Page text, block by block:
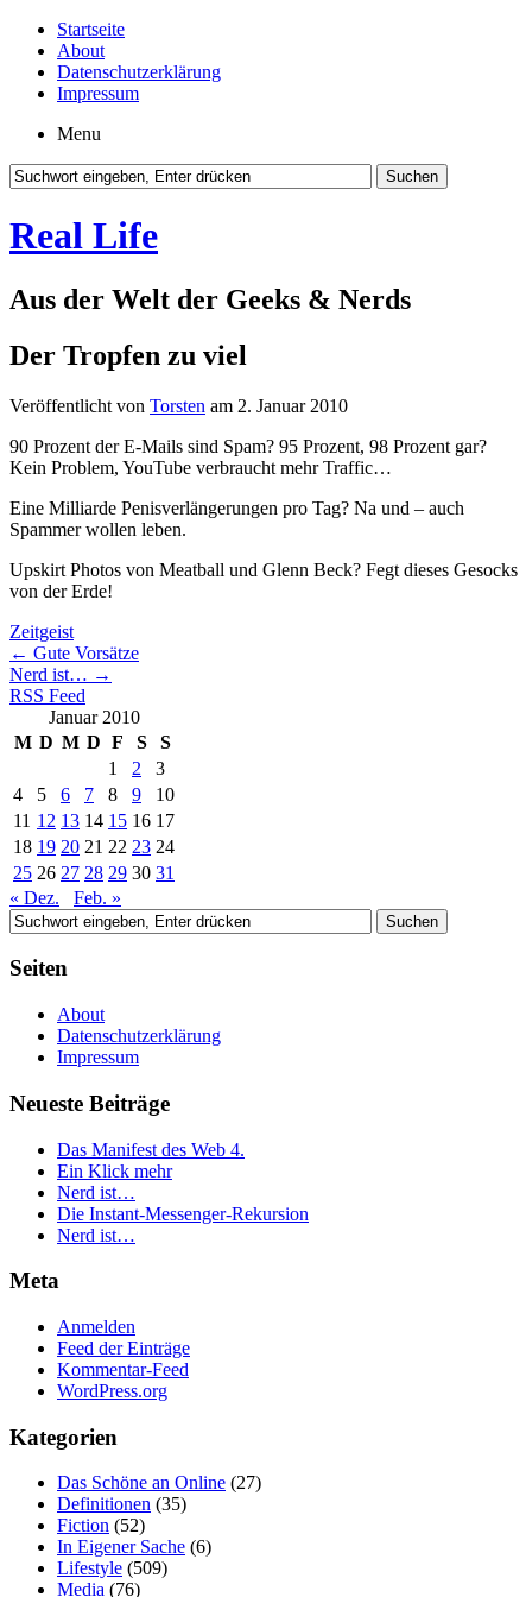
Startseite
About
Datenschutzerklärung
Impressum
Menu
Real Life
Aus der Welt der Geeks & Nerds
Der Tropfen zu viel
Veröffentlicht von Torsten am 2. Januar 2010
90 Prozent der E-Mails sind Spam? 95 Prozent, 98 Prozent gar?
Kein Problem, YouTube verbraucht mehr Traffic…
Eine Milliarde Penisverlängerungen pro Tag? Na und – auch
Spammer wollen leben.
Upskirt Photos von Meatball und Glenn Beck? Fegt dieses Gesocks
von der Erde!
Zeitgeist
← Gute Vorsätze
Nerd ist… →
RSS Feed
Januar 2010
M D M D F S
S
1
2
3
4
5 6 7 8 9
10
11 12 13 14 15 16 17
18 19 20 21 22 23 24
25 26 27 28 29 30 31
« Dez.
Feb. »
Seiten
About
Datenschutzerklärung
Impressum
Neueste Beiträge
Das Manifest des Web 4.
Ein Klick mehr
Nerd ist…
Die Instant-Messenger-Rekursion
Nerd ist…
Meta
Anmelden
Feed der Einträge
Kommentar-Feed
WordPress.org
Kategorien
Das Schöne an Online (27)
Definitionen (35)
Fiction (52)
In Eigener Sache (6)
Lifestyle (509)
Media (76)